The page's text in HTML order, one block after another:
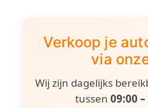
Verkoop je
via
Wij zijn dagelijks
tussen 09:00